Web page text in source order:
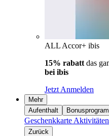
ALL Accor+ ibis
15% rabatt das
bei ibis
Jetzt Anmelden
Mehr
Aufenthalt
Geschenkkarte Aktivitäten
Zurück